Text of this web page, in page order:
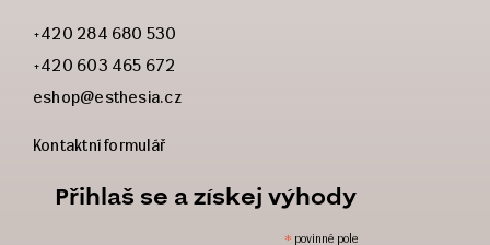
+420 284 680 530
+420 603 465 672
eshop@esthesia.cz
Kontaktní formulář
Přihlaš se a získej výhody
povinné pole